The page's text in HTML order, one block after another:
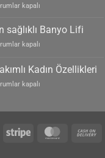
kapalı
sağlıklı Banyo Lifi
kapalı
Kadın Özellikleri
kapalı
Stripe MasterCard